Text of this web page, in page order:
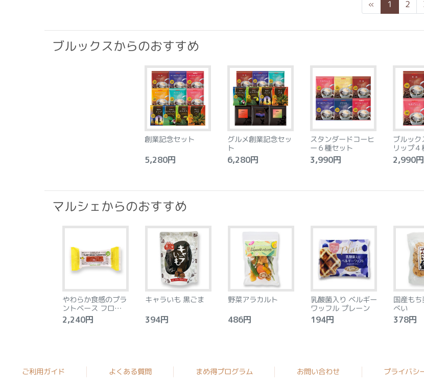
« Previous
1 2
ブルックスからのおすすめ
創業記念セット
5,280円
グルメ創業記念セッ
ト
6,280円
スタンダードコーヒ
ー６種セット
3,990円
ブルック
リップ
2,990円
マルシェからのおすすめ
やわらか食感のプラ
ントベース フロラン
タン アーモンド&レ
モン 8個
2,240円
キャラいも 黒ごま
394円
野菜アラカルト
486円
乳酸菌入り ベルギー
ワッフル プレーン
194円
国産も
べい
378円
ご利用ガイド よくある質問 まめ得プログラム お問い合わせ プライバシ